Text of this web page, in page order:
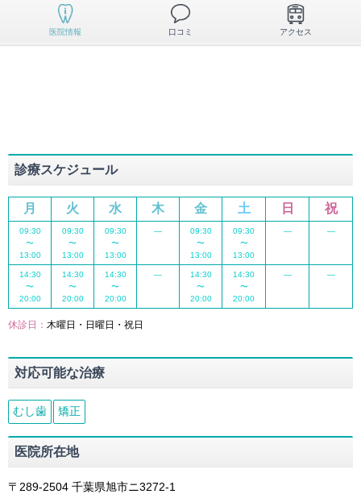
医院情報 口コミ アクセス
診療スケジュール
月 火 水 木 金 土 日 祝
09:30
〜
13:00
09:30
〜
13:00
09:30
〜
13:00
―
09:30
〜
13:00
09:30
〜
13:00
― ―
14:30
〜
20:00
14:30
〜
20:00
14:30
〜
20:00
―
14:30
〜
20:00
14:30
〜
20:00
― ―
休診日： 木曜日・日曜日・祝日
対応可能な治療
むし歯 矯正
医院所在地
〒289-2504 千葉県旭市ニ3272-1